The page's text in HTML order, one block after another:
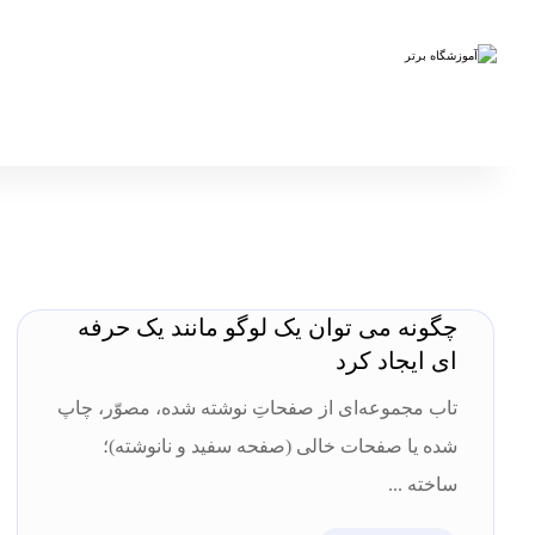
چگونه می توان یک لوگو مانند یک حرفه
ای ایجاد کرد
تاب مجموعه‌ای از صفحاتِ نوشته شده، مصوّر، چاپ
شده یا صفحات خالی (صفحه سفید و نانوشته)؛
ساخته ...